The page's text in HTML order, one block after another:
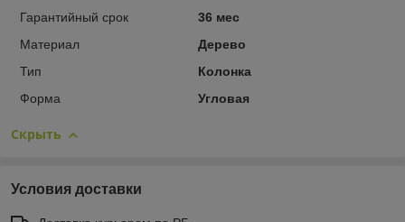
Гарантийный срок
36 мес
Материал
Дерево
Тип
Колонка
Форма
Угловая
Скрыть
Условия доставки